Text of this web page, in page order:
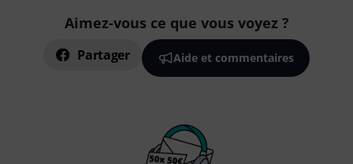
Aimez-vous ce que vous voyez ?
Partager Aide et commentaires